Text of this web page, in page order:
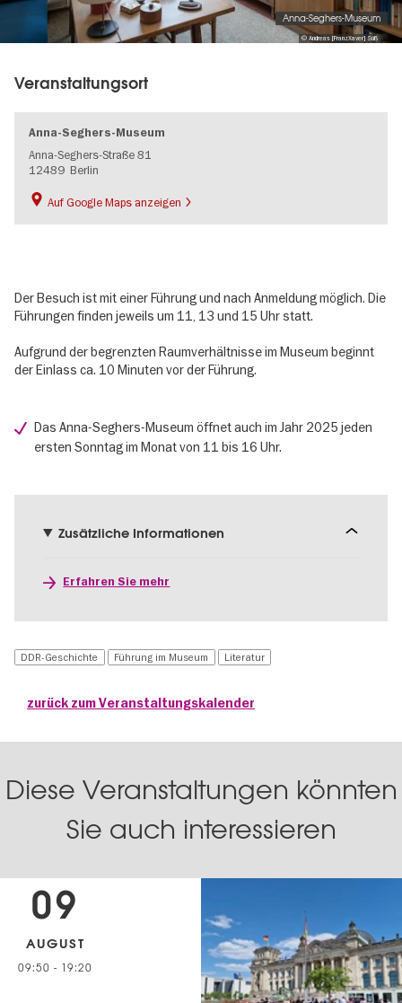
© Andreas [FranzXaver] Süß
Anna-Seghers-Museum
Veranstaltungsort
Anna-Seghers-Museum
Anna-Seghers-Straße 81
12489 Berlin
Auf Google Maps anzeigen
Der Besuch ist mit einer Führung und nach Anmeldung möglich. Die
Führungen finden jeweils um 11, 13 und 15 Uhr statt.
Aufgrund der begrenzten Raumverhältnisse im Museum beginnt
der Einlass ca. 10 Minuten vor der Führung.
Das Anna-Seghers-Museum öffnet auch im Jahr 2025 jeden
ersten Sonntag im Monat von 11 bis 16 Uhr.
Zusätzliche Informationen
Erfahren Sie mehr
DDR-Geschichte Führung im Museum Literatur
zurück zum Veranstaltungskalender
Diese Veranstaltungen könnten
Sie auch interessieren
09
AUGUST
09:50 - 19:20